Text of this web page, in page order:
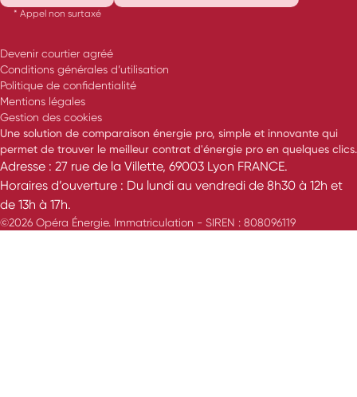
* Appel non surtaxé
Devenir courtier agréé
Conditions générales d’utilisation
Politique de confidentialité
Mentions légales
Gestion des cookies
Une solution de comparaison énergie pro, simple et innovante qui
permet de trouver le meilleur contrat d'énergie pro en quelques clics.
Adresse : 27 rue de la Villette, 69003 Lyon FRANCE.
Horaires d’ouverture : Du lundi au vendredi de 8h30 à 12h et
de 13h à 17h.
©2026 Opéra Énergie. Immatriculation - SIREN : 808096119